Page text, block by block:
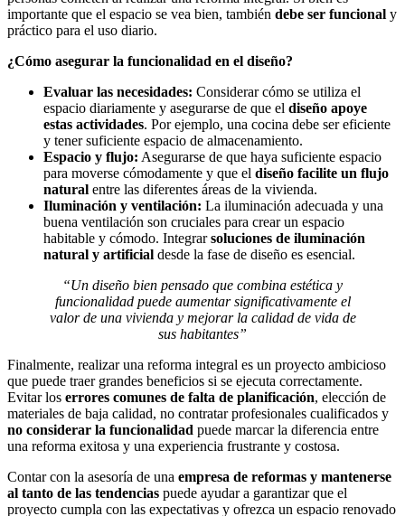
importante que el espacio se vea bien, también debe ser funcional y
práctico para el uso diario.
¿Cómo asegurar la funcionalidad en el diseño?
Evaluar las necesidades: Considerar cómo se utiliza el
espacio diariamente y asegurarse de que el diseño apoye
estas actividades. Por ejemplo, una cocina debe ser eficiente
y tener suficiente espacio de almacenamiento.
Espacio y flujo: Asegurarse de que haya suficiente espacio
para moverse cómodamente y que el diseño facilite un flujo
natural entre las diferentes áreas de la vivienda.
Iluminación y ventilación: La iluminación adecuada y una
buena ventilación son cruciales para crear un espacio
habitable y cómodo. Integrarsoluciones de iluminación
natural y artificial desde la fase de diseño es esencial.
“Un diseño bien pensado que combina estética y
funcionalidad puede aumentar significativamente el
valor de una vivienda y mejorar la calidad de vida de
sus habitantes”
Finalmente, realizar una reforma integral es un proyecto ambicioso
que puede traer grandes beneficios si se ejecuta correctamente.
Evitar los errores comunes de falta de planificación, elección de
materiales de baja calidad, no contratar profesionales cualificados y
no considerar la funcionalidad puede marcar la diferencia entre
una reforma exitosa y una experiencia frustrante y costosa.
Contar con la asesoría de una empresa de reformas y mantenerse
al tanto de las tendencias puede ayudar a garantizar que el
proyecto cumpla con las expectativas y ofrezca un espacio renovado